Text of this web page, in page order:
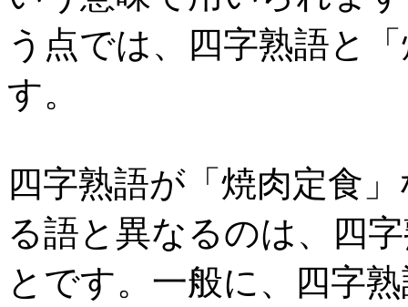
う点では、四字熟語と
す。
四字熟語が「焼肉定食
る語と異なるのは、四
とです。一般に、四字